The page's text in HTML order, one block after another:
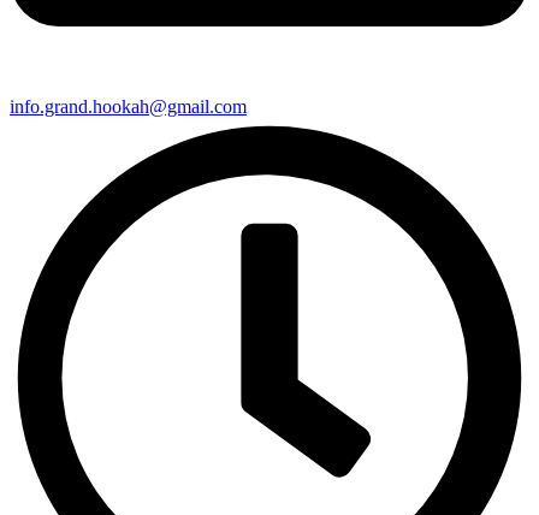
info.grand.hookah@gmail.com